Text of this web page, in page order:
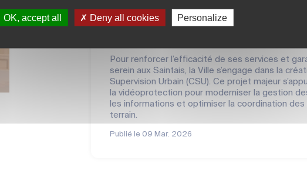
de Supervision Urbaine (CSU)
La sécurité et la tranquillité publique sont des
Pour renforcer l’efficacité de ses services et
serein aux Saintais, la Ville s’engage dans la
Supervision Urbain (CSU). Ce projet majeur
la vidéoprotection pour moderniser la gestion
les informations et optimiser la coordination des
terrain.
Publié le 09 Mar. 2026
OK, accept all Deny all cookies Personalize